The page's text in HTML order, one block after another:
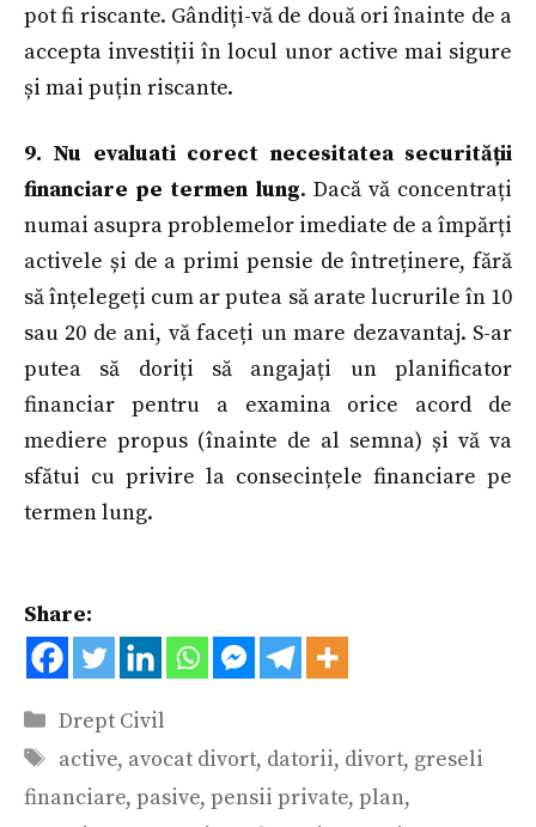
pot fi riscante. Gândiți-vă de două ori înainte de a
accepta investiții în locul unor active mai sigure
și mai puțin riscante.
9. Nu evaluati corect necesitatea securității
financiare pe termen lung. Dacă vă concentrați
numai asupra problemelor imediate de a împărți
activele și de a primi pensie de întreținere, fără
să înțelegeți cum ar putea să arate lucrurile în 10
sau 20 de ani, vă faceți un mare dezavantaj. S-ar
putea să doriți să angajați un planificator
financiar pentru a examina orice acord de
mediere propus (înainte de al semna) și vă va
sfătui cu privire la consecințele financiare pe
termen lung.
Share:
Categorii
Drept Civil
Etichete
active, avocat divort, datorii, divort, greseli
financiare, pasive, pensii private, plan,